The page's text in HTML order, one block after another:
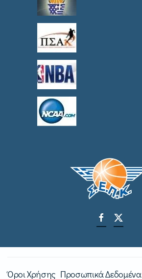
Όροι Χρήσης Προσωπικά Δεδομένα